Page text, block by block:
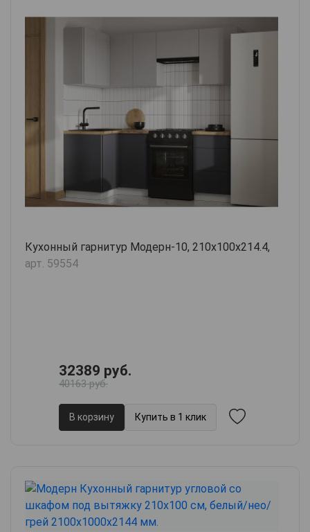
Кухонный гарнитур Модерн-10, 210х100х214.4,
арт. 59554
32389 руб.
40163 руб.
В корзину Купить в 1 клик